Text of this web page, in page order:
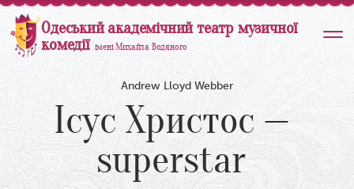
Одеський академічний театр музичної
комедії імені Михайла Водяного
Andrew Lloyd Webber
Ісус Христос —
superstar